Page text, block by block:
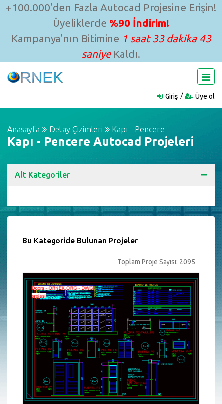
+100.000'den Fazla Autocad Projesine Erişin!
Üyeliklerde %90 İndirim!
Kampanya'nın Bitimine 1 saat 33 dakika 42
saniyeKaldı.
Giriş Üye ol
Anasayfa Detay Çizimleri Kapı - Pencere
Kapı - Pencere Autocad Projeleri
Alt Kategoriler
Bu Kategoride Bulunan Projeler
Toplam Proje Sayısı: 2095